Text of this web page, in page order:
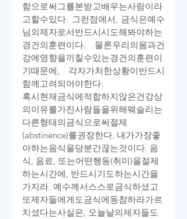
함으로써그를본받고배우는사람이라
고할수있다. 그런점에서, 금식은예수
님의제자로서반드시시도해봐야하는
경건의훈련이다. 물론우리의몸과건
강에영향을끼칠수있는경건의훈련이
기때문에, 각자가처한상황이반드시
함께고려되어야한다.
혹시현재금식에적합하지않은건강상
의이유를가진사람들을위해웨슬리는
다른형태의금식으로써절제
(abstinence)를권장한다. 내가가장좋
아하는음식을당분간끊는것이다. 음
식, 음료, 또는어떤행동(취미)을절제
하는시간에, 반드시기도하는시간을
가지라. 예수께서스스로금식하셨고
또제자들에게도금식에동참하라가르
치셨다는사실은, 오늘날의제자들도